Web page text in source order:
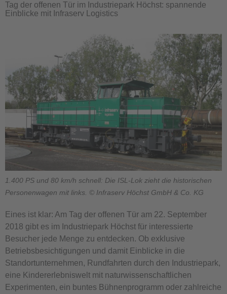
Tag der offenen Tür im Industriepark Höchst: spannende
Einblicke mit Infraserv Logistics
1.400 PS und 80 km/h schnell: Die ISL-Lok zieht die historischen
Personenwagen mit links. © Infraserv Höchst GmbH & Co. KG
Eines ist klar: Am Tag der offenen Tür am 22. September
2018 gibt es im Industriepark Höchst für interessierte
Besucher jede Menge zu entdecken. Ob exklusive
Betriebsbesichtigungen und damit Einblicke in die
Standortunternehmen, Rundfahrten durch den Industriepark,
eine Kindererlebniswelt mit naturwissenschaftlichen
Experimenten, ein buntes Bühnenprogramm oder zahlreiche